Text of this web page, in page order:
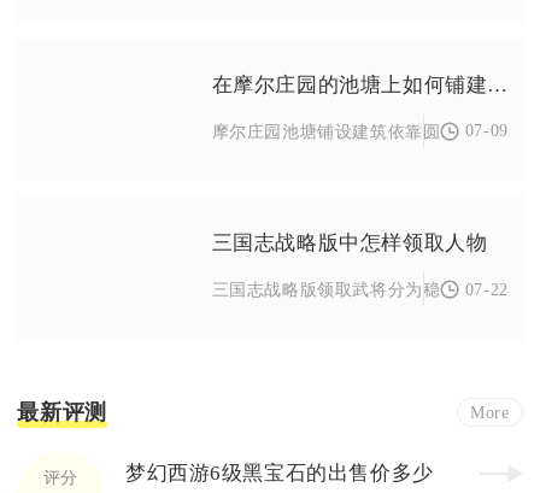
在摩尔庄园的池塘上如何铺建筑
摩尔庄园池塘铺设建筑依靠圆石板、紫藤
07-09
三国志战略版中怎样领取人物
三国志战略版领取武将分为稳定免费领取
07-22
最新评测 More
评分 梦幻西游6级黑宝石的出售价多少